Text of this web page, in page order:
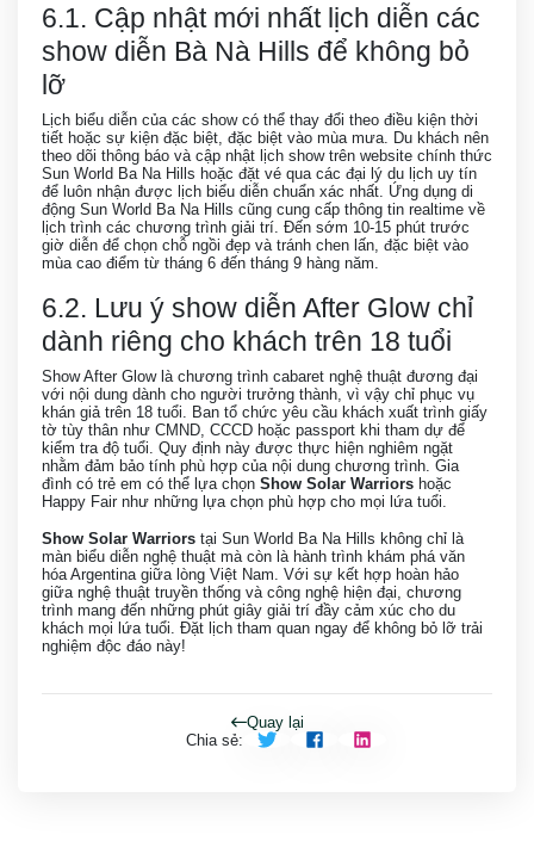
6.1. Cập nhật mới nhất lịch diễn các
show diễn Bà Nà Hills để không bỏ
lỡ
Lịch biểu diễn của các show có thể thay đổi theo điều kiện thời
tiết hoặc sự kiện đặc biệt, đặc biệt vào mùa mưa. Du khách nên
theo dõi thông báo và cập nhật lịch show trên website chính thức
Sun World Ba Na Hills hoặc đặt vé qua các đại lý du lịch uy tín
để luôn nhận được lịch biểu diễn chuẩn xác nhất. Ứng dụng di
động Sun World Ba Na Hills cũng cung cấp thông tin realtime về
lịch trình các chương trình giải trí. Đến sớm 10-15 phút trước
giờ diễn để chọn chỗ ngồi đẹp và tránh chen lấn, đặc biệt vào
mùa cao điểm từ tháng 6 đến tháng 9 hàng năm.
6.2. Lưu ý show diễn After Glow chỉ
dành riêng cho khách trên 18 tuổi
Show After Glow là chương trình cabaret nghệ thuật đương đại
với nội dung dành cho người trưởng thành, vì vậy chỉ phục vụ
khán giả trên 18 tuổi. Ban tổ chức yêu cầu khách xuất trình giấy
tờ tùy thân như CMND, CCCD hoặc passport khi tham dự để
kiểm tra độ tuổi. Quy định này được thực hiện nghiêm ngặt
nhằm đảm bảo tính phù hợp của nội dung chương trình. Gia
đình có trẻ em có thể lựa chọn Show Solar Warriors hoặc
Happy Fair như những lựa chọn phù hợp cho mọi lứa tuổi.
Show Solar Warriors tại Sun World Ba Na Hills không chỉ là
màn biểu diễn nghệ thuật mà còn là hành trình khám phá văn
hóa Argentina giữa lòng Việt Nam. Với sự kết hợp hoàn hảo
giữa nghệ thuật truyền thống và công nghệ hiện đại, chương
trình mang đến những phút giây giải trí đầy cảm xúc cho du
khách mọi lứa tuổi. Đặt lịch tham quan ngay để không bỏ lỡ trải
nghiệm độc đáo này!
Quay lại
Chia sẻ: